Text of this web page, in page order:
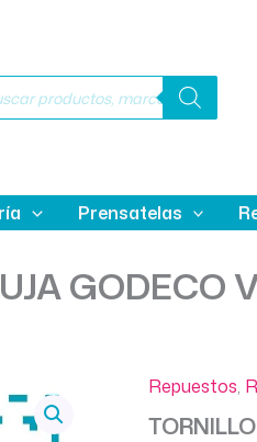
Prensatelas
GODECO
Repuestos,